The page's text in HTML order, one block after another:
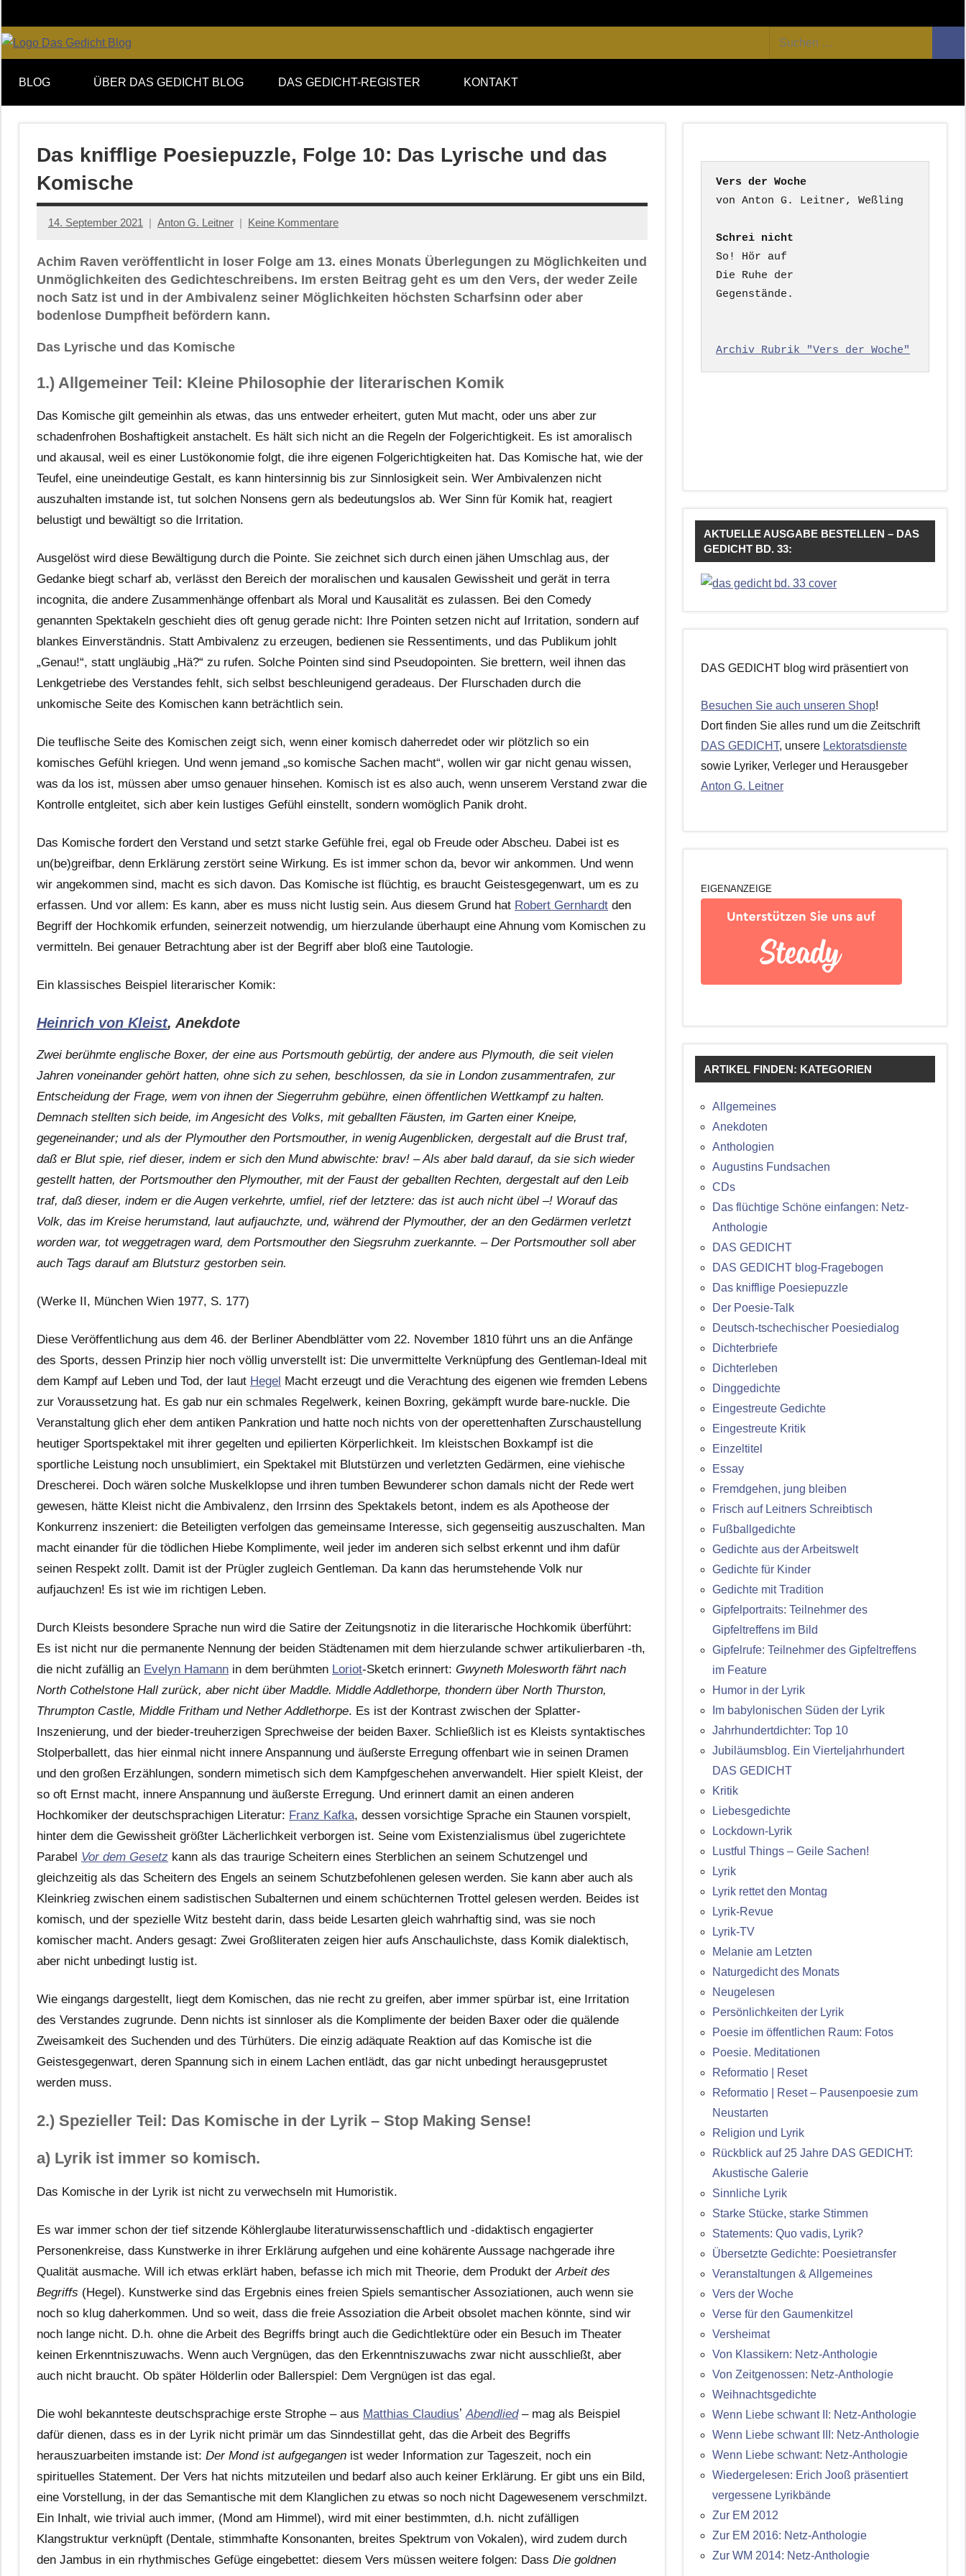
Inhalt
springen
DAS
GEDICHT
blog
von
DAS
GEDICHT.
Zeitschrift
für
Essay
und
Suchen
nach:
BLOG ÜBER DAS GEDICHT BLOG DAS GEDICHT-REGISTER KONTAKT
Das knifflige Poesiepuzzle, Folge 10: Das Lyrische und das
Komische
14. September 2021 Anton G. Leitner Keine Kommentare
Achim Raven veröffentlicht in loser Folge am 13. eines Monats Überlegungen zu Möglichkeiten und
Unmöglichkeiten des Gedichteschreibens. Im ersten Beitrag geht es um den Vers, der weder Zeile
noch Satz ist und in der Ambivalenz seiner Möglichkeiten höchsten Scharfsinn oder aber
bodenlose Dumpfheit befördern kann.
Das Lyrische und das Komische
1.) Allgemeiner Teil: Kleine Philosophie der literarischen Komik
Das Komische gilt gemeinhin als etwas, das uns entweder erheitert, guten Mut macht, oder uns aber zur
schadenfrohen Boshaftigkeit anstachelt. Es hält sich nicht an die Regeln der Folgerichtigkeit. Es ist amoralisch
und akausal, weil es einer Lustökonomie folgt, die ihre eigenen Folgerichtigkeiten hat. Das Komische hat, wie der
Teufel, eine uneindeutige Gestalt, es kann hintersinnig bis zur Sinnlosigkeit sein. Wer Ambivalenzen nicht
auszuhalten imstande ist, tut solchen Nonsens gern als bedeutungslos ab. Wer Sinn für Komik hat, reagiert
belustigt und bewältigt so die Irritation.
Ausgelöst wird diese Bewältigung durch die Pointe. Sie zeichnet sich durch einen jähen Umschlag aus, der
Gedanke biegt scharf ab, verlässt den Bereich der moralischen und kausalen Gewissheit und gerät in terra
incognita, die andere Zusammenhänge offenbart als Moral und Kausalität es zulassen. Bei den Comedy
genannten Spektakeln geschieht dies oft genug gerade nicht: Ihre Pointen setzen nicht auf Irritation, sondern auf
blankes Einverständnis. Statt Ambivalenz zu erzeugen, bedienen sie Ressentiments, und das Publikum johlt
„Genau!“, statt ungläubig „Hä?“ zu rufen. Solche Pointen sind sind Pseudopointen. Sie brettern, weil ihnen das
Lenkgetriebe des Verstandes fehlt, sich selbst beschleunigend geradeaus. Der Flurschaden durch die
unkomische Seite des Komischen kann beträchtlich sein.
Die teuflische Seite des Komischen zeigt sich, wenn einer komisch daherredet oder wir plötzlich so ein
komisches Gefühl kriegen. Und wenn jemand „so komische Sachen macht“, wollen wir gar nicht genau wissen,
was da los ist, müssen aber umso genauer hinsehen. Komisch ist es also auch, wenn unserem Verstand zwar die
Kontrolle entgleitet, sich aber kein lustiges Gefühl einstellt, sondern womöglich Panik droht.
Das Komische fordert den Verstand und setzt starke Gefühle frei, egal ob Freude oder Abscheu. Dabei ist es
un(be)greifbar, denn Erklärung zerstört seine Wirkung. Es ist immer schon da, bevor wir ankommen. Und wenn
wir angekommen sind, macht es sich davon. Das Komische ist flüchtig, es braucht Geistesgegenwart, um es zu
erfassen. Und vor allem: Es kann, aber es muss nicht lustig sein. Aus diesem Grund hat Robert Gernhardt den
Begriff der Hochkomik erfunden, seinerzeit notwendig, um hierzulande überhaupt eine Ahnung vom Komischen zu
vermitteln. Bei genauer Betrachtung aber ist der Begriff aber bloß eine Tautologie.
Ein klassisches Beispiel literarischer Komik:
Heinrich von Kleist, Anekdote
Zwei berühmte englische Boxer, der eine aus Portsmouth gebürtig, der andere aus Plymouth, die seit vielen
Jahren voneinander gehört hatten, ohne sich zu sehen, beschlossen, da sie in London zusammentrafen, zur
Entscheidung der Frage, wem von ihnen der Siegerruhm gebühre, einen öffentlichen Wettkampf zu halten.
Demnach stellten sich beide, im Angesicht des Volks, mit geballten Fäusten, im Garten einer Kneipe,
gegeneinander; und als der Plymouther den Portsmouther, in wenig Augenblicken, dergestalt auf die Brust traf,
daß er Blut spie, rief dieser, indem er sich den Mund abwischte: brav! – Als aber bald darauf, da sie sich wieder
gestellt hatten, der Portsmouther den Plymouther, mit der Faust der geballten Rechten, dergestalt auf den Leib
traf, daß dieser, indem er die Augen verkehrte, umfiel, rief der letztere: das ist auch nicht übel –! Worauf das
Volk, das im Kreise herumstand, laut aufjauchzte, und, während der Plymouther, der an den Gedärmen verletzt
worden war, tot weggetragen ward, dem Portsmouther den Siegsruhm zuerkannte. – Der Portsmouther soll aber
auch Tags darauf am Blutsturz gestorben sein.
(Werke II, München Wien 1977, S. 177)
Diese Veröffentlichung aus dem 46. der Berliner Abendblätter vom 22. November 1810 führt uns an die Anfänge
des Sports, dessen Prinzip hier noch völlig unverstellt ist: Die unvermittelte Verknüpfung des Gentleman-Ideal mit
dem Kampf auf Leben und Tod, der laut Hegel Macht erzeugt und die Verachtung des eigenen wie fremden Lebens
zur Voraussetzung hat. Es gab nur ein schmales Regelwerk, keinen Boxring, gekämpft wurde bare-nuckle. Die
Veranstaltung glich eher dem antiken Pankration und hatte noch nichts von der operettenhaften Zurschaustellung
heutiger Sportspektakel mit ihrer gegelten und epilierten Körperlichkeit. Im kleistschen Boxkampf ist die
sportliche Leistung noch unsublimiert, ein Spektakel mit Blutstürzen und verletzten Gedärmen, eine viehische
Drescherei. Doch wären solche Muskelklopse und ihren tumben Bewunderer schon damals nicht der Rede wert
gewesen, hätte Kleist nicht die Ambivalenz, den Irrsinn des Spektakels betont, indem es als Apotheose der
Konkurrenz inszeniert: die Beteiligten verfolgen das gemeinsame Interesse, sich gegenseitig auszuschalten. Man
macht einander für die tödlichen Hiebe Komplimente, weil jeder im anderen sich selbst erkennt und ihm dafür
seinen Respekt zollt. Damit ist der Prügler zugleich Gentleman. Da kann das herumstehende Volk nur
aufjauchzen! Es ist wie im richtigen Leben.
Durch Kleists besondere Sprache nun wird die Satire der Zeitungsnotiz in die literarische Hochkomik überführt:
Es ist nicht nur die permanente Nennung der beiden Städtenamen mit dem hierzulande schwer artikulierbaren -th,
die nicht zufällig an Evelyn Hamann in dem berühmten Loriot-Sketch erinnert: Gwyneth Molesworth fährt nach
North Cothelstone Hall zurück, aber nicht über Maddle. Middle Addlethorpe, thondern über North Thurston,
Thrumpton Castle, Middle Fritham und Nether Addlethorpe. Es ist der Kontrast zwischen der Splatter-
Inszenierung, und der bieder-treuherzigen Sprechweise der beiden Baxer. Schließlich ist es Kleists syntaktisches
Stolperballett, das hier einmal nicht innere Anspannung und äußerste Erregung offenbart wie in seinen Dramen
und den großen Erzählungen, sondern mimetisch sich dem Kampfgeschehen anverwandelt. Hier spielt Kleist, der
so oft Ernst macht, innere Anspannung und äußerste Erregung. Und erinnert damit an einen anderen
Hochkomiker der deutschsprachigen Literatur: Franz Kafka, dessen vorsichtige Sprache ein Staunen vorspielt,
hinter dem die Gewissheit größter Lächerlichkeit verborgen ist. Seine vom Existenzialismus übel zugerichtete
Parabel Vor dem Gesetz kann als das traurige Scheitern eines Sterblichen an seinem Schutzengel und
gleichzeitig als das Scheitern des Engels an seinem Schutzbefohlenen gelesen werden. Sie kann aber auch als
Kleinkrieg zwischen einem sadistischen Subalternen und einem schüchternen Trottel gelesen werden. Beides ist
komisch, und der spezielle Witz besteht darin, dass beide Lesarten gleich wahrhaftig sind, was sie noch
komischer macht. Anders gesagt: Zwei Großliteraten zeigen hier aufs Anschaulichste, dass Komik dialektisch,
aber nicht unbedingt lustig ist.
Wie eingangs dargestellt, liegt dem Komischen, das nie recht zu greifen, aber immer spürbar ist, eine Irritation
des Verstandes zugrunde. Denn nichts ist sinnloser als die Komplimente der beiden Baxer oder die quälende
Zweisamkeit des Suchenden und des Türhüters. Die einzig adäquate Reaktion auf das Komische ist die
Geistesgegenwart, deren Spannung sich in einem Lachen entlädt, das gar nicht unbedingt herausgeprustet
werden muss.
2.) Spezieller Teil: Das Komische in der Lyrik – Stop Making Sense!
a) Lyrik ist immer so komisch.
Das Komische in der Lyrik ist nicht zu verwechseln mit Humoristik.
Es war immer schon der tief sitzende Köhlerglaube literaturwissenschaftlich und -didaktisch engagierter
Personenkreise, dass Kunstwerke in ihrer Erklärung aufgehen und eine kohärente Aussage nachgerade ihre
Qualität ausmache. Will ich etwas erklärt haben, befasse ich mich mit Theorie, dem Produkt der Arbeit des
Begriffs (Hegel). Kunstwerke sind das Ergebnis eines freien Spiels semantischer Assoziationen, auch wenn sie
noch so klug daherkommen. Und so weit, dass die freie Assoziation die Arbeit obsolet machen könnte, sind wir
noch lange nicht. D.h. ohne die Arbeit des Begriffs bringt auch die Gedichtlektüre oder ein Besuch im Theater
keinen Erkenntniszuwachs. Wenn auch Vergnügen, das den Erkenntniszuwachs zwar nicht ausschließt, aber
auch nicht braucht. Ob später Hölderlin oder Ballerspiel: Dem Vergnügen ist das egal.
Die wohl bekannteste deutschsprachige erste Strophe – aus Matthias Claudiusʼ Abendlied– mag als Beispiel
dafür dienen, dass es in der Lyrik nicht primär um das Sinndestillat geht, das die Arbeit des Begriffs
herauszuarbeiten imstande ist: Der Mond ist aufgegangen ist weder Information zur Tageszeit, noch ein
spirituelles Statement. Der Vers hat nichts mitzuteilen und bedarf also auch keiner Erklärung. Er gibt uns ein Bild,
eine Vorstellung, in der das Semantische mit dem Klanglichen zu etwas so noch nicht Dagewesenem verschmilzt.
Ein Inhalt, wie trivial auch immer, (Mond am Himmel), wird mit einer bestimmten, d.h. nicht zufälligen
Klangstruktur verknüpft (Dentale, stimmhafte Konsonanten, breites Spektrum von Vokalen), wird zudem durch
den Jambus in ein rhythmisches Gefüge eingebettet: diesem Vers müssen weitere folgen: Dass Die goldnen
Vers der Woche
Schrei nicht
So! Hör auf
Die Ruhe der
Gegenstände.
Archiv Rubrik "Vers der Woche"
AKTUELLE AUSGABE BESTELLEN – DAS
GEDICHT BD. 33:
DAS GEDICHT blog wird präsentiert von
Besuchen Sie auch unseren Shop!
Dort finden Sie alles rund um die Zeitschrift
DAS GEDICHT, unsere Lektoratsdienste
sowie Lyriker, Verleger und Herausgeber
Anton G. Leitner
EIGENANZEIGE
ARTIKEL FINDEN: KATEGORIEN
Allgemeines
Anekdoten
Anthologien
Augustins Fundsachen
CDs
Das flüchtige Schöne einfangen: Netz-
Anthologie
DAS GEDICHT
DAS GEDICHT blog-Fragebogen
Das knifflige Poesiepuzzle
Der Poesie-Talk
Deutsch-tschechischer Poesiedialog
Dichterbriefe
Dichterleben
Dinggedichte
Eingestreute Gedichte
Eingestreute Kritik
Einzeltitel
Essay
Fremdgehen, jung bleiben
Frisch auf Leitners Schreibtisch
Fußballgedichte
Gedichte aus der Arbeitswelt
Gedichte für Kinder
Gedichte mit Tradition
Gipfelportraits: Teilnehmer des
Gipfeltreffens im Bild
Gipfelrufe: Teilnehmer des Gipfeltreffens
im Feature
Humor in der Lyrik
Im babylonischen Süden der Lyrik
Jahrhundertdichter: Top 10
Jubiläumsblog. Ein Vierteljahrhundert
DAS GEDICHT
Kritik
Liebesgedichte
Lockdown-Lyrik
Lustful Things – Geile Sachen!
Lyrik
Lyrik rettet den Montag
Lyrik-Revue
Lyrik-TV
Melanie am Letzten
Naturgedicht des Monats
Neugelesen
Persönlichkeiten der Lyrik
Poesie im öffentlichen Raum: Fotos
Poesie. Meditationen
Reformatio | Reset
Reformatio | Reset – Pausenpoesie zum
Neustarten
Religion und Lyrik
Rückblick auf 25 Jahre DAS GEDICHT:
Akustische Galerie
Sinnliche Lyrik
Starke Stücke, starke Stimmen
Statements: Quo vadis, Lyrik?
Übersetzte Gedichte: Poesietransfer
Veranstaltungen & Allgemeines
Vers der Woche
Verse für den Gaumenkitzel
Versheimat
Von Klassikern: Netz-Anthologie
Von Zeitgenossen: Netz-Anthologie
Weihnachtsgedichte
Wenn Liebe schwant II: Netz-Anthologie
Wenn Liebe schwant III: Netz-Anthologie
Wenn Liebe schwant: Netz-Anthologie
Wiedergelesen: Erich Jooß präsentiert
vergessene Lyrikbände
Zur EM 2012
Zur EM 2016: Netz-Anthologie
Zur WM 2014: Netz-Anthologie